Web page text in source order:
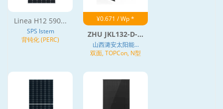
Linea H12 590...
SPS Istem
背钝化 (PERC)
¥0.671 / Wp *
ZHU JKL132-D-...
山西潞安太阳能...
双面, TOPCon, N型